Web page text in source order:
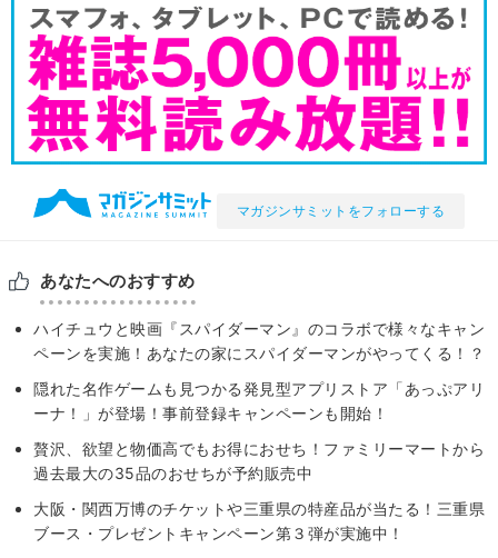
マガジンサミットをフォローする
あなたへのおすすめ
ハイチュウと映画『スパイダーマン』のコラボで様々なキャン
ペーンを実施！あなたの家にスパイダーマンがやってくる！？
隠れた名作ゲームも見つかる発⾒型アプリストア「あっぷアリ
ーナ！」が登場！事前登録キャンペーンも開始！
贅沢、欲望と物価高でもお得におせち！ファミリーマートから
過去最大の35品のおせちが予約販売中
大阪・関西万博のチケットや三重県の特産品が当たる！三重県
ブース・プレゼントキャンペーン第３弾が実施中！